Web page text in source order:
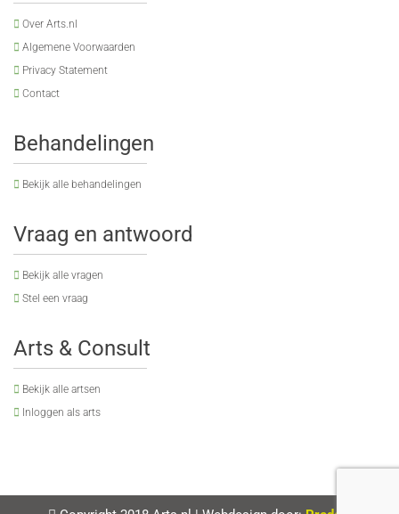
Over Arts.nl
Algemene Voorwaarden
Privacy Statement
Contact
Behandelingen
Bekijk alle behandelingen
Vraag en antwoord
Bekijk alle vragen
Stel een vraag
Arts & Consult
Bekijk alle artsen
Inloggen als arts